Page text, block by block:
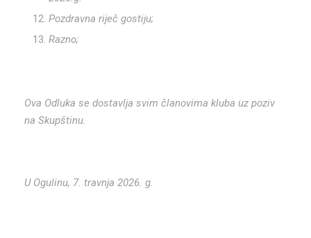
Pozdravna riječ gostiju;
Razno;
Ova Odluka se dostavlja svim članovima kluba uz poziv
na Skupštinu.
U Ogulinu, 7. travnja 2026. g.